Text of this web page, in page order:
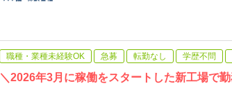
職種・業種未経験OK 急募 転勤なし 学歴不問
＼2026年3月に稼働をスタートした新工場で